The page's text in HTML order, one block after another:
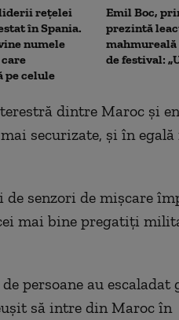
rețelei
în Spania.
numele
pe celule
Emil Boc,
prezintă
mahmureală
de festival:
dintre Maroc şi
securizate, şi în egală
de senzori de mişcare
mai bine pregatiţi
persoane au escaladat
să intre din Maroc în